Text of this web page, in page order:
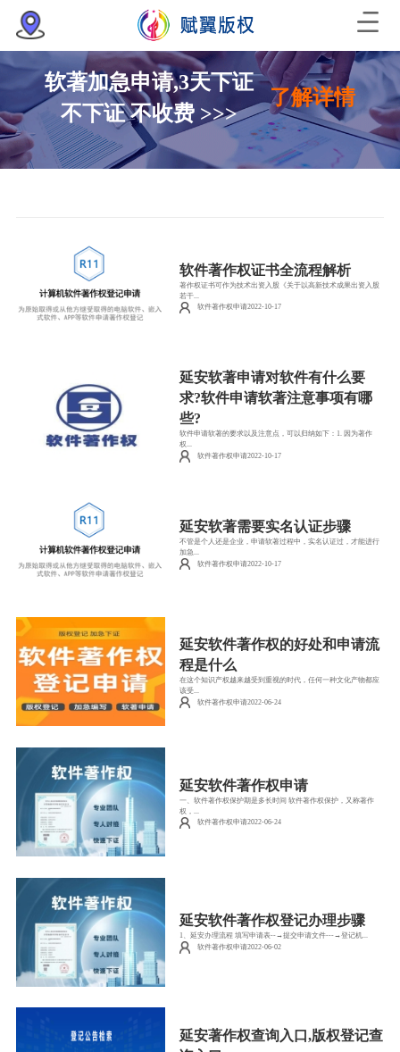
软著加急申请,3天下证
不下证 不收费 >>>
了解详情
软件著作权证书全流程解析
著作权证书可作为技术出资入股《关于以高新技术成果出资入股
若干...
软件著作权申请2022-10-17
延安软著申请对软件有什么要
求?软件申请软著注意事项有哪
些?
软件申请软著的要求以及注意点，可以归纳如下：1. 因为著作
权...
软件著作权申请2022-10-17
延安软著需要实名认证步骤
不管是个人还是企业，申请软著过程中，实名认证过，才能进行
加急...
软件著作权申请2022-10-17
延安软件著作权的好处和申请流
程是什么
在这个知识产权越来越受到重视的时代，任何一种文化产物都应
该受...
软件著作权申请2022-06-24
延安软件著作权申请
一、软件著作权保护期是多长时间 软件著作权保护，又称著作
权，...
软件著作权申请2022-06-24
延安软件著作权登记办理步骤
1、延安办理流程 填写申请表--→提交申请文件---→登记机...
软件著作权申请2022-06-02
延安著作权查询入口,版权登记查